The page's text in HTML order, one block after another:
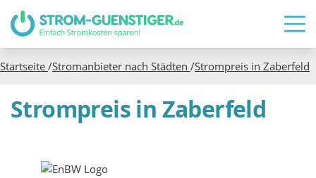
Startseite /Stromanbieter nach Städten /Strompreis in Zaberfeld
Strompreis in Zaberfeld